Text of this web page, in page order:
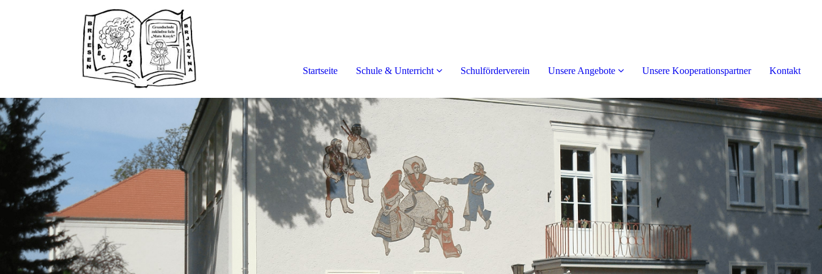
Startseite Schule & Unterricht Schulförderverein Unsere Angebote Unsere Kooperationspartner Kontakt